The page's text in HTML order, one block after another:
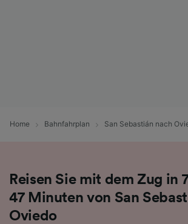
Home Bahnfahrplan San Sebastián nach
Reisen Sie mit dem Zug in
47 Minuten von San
Oviedo
Verwendung genauer
Personalisierte Werbung und
von Werbeleistung und der
Inhalten, Zielgruppenforschung
Entwicklung und Verbesserung von